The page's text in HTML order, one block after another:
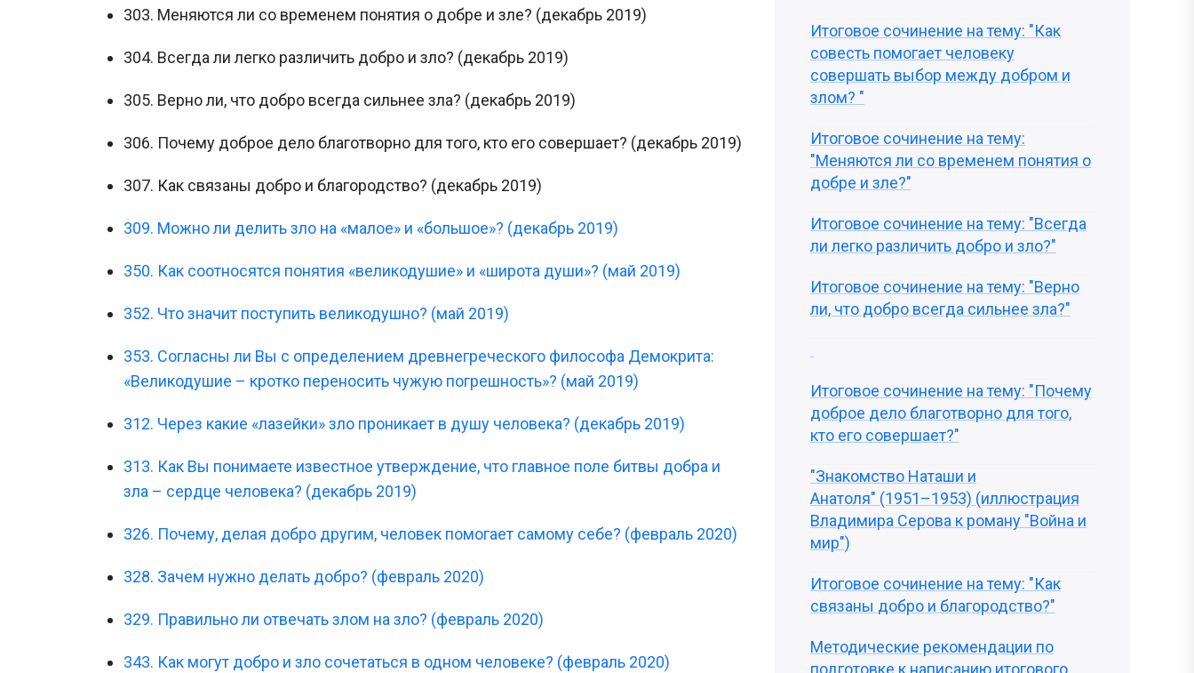
303. Меняются ли со временем понятия о добре и зле? (декабрь 2019)
304. Всегда ли легко различить добро и зло? (декабрь 2019)
305. Верно ли, что добро всегда сильнее зла? (декабрь 2019)
306. Почему доброе дело благотворно для того, кто его совершает? (декабрь 2019)
307. Как связаны добро и благородство? (декабрь 2019)
309. Можно ли делить зло на «малое» и «большое»? (декабрь 2019)
350. Как соотносятся понятия «великодушие» и «широта души»? (май 2019)
352. Что значит поступить великодушно? (май 2019)
353. Согласны ли Вы с определением древнегреческого философа Демокрита:
«Великодушие – кротко переносить чужую погрешность»? (май 2019)
312. Через какие «лазейки» зло проникает в душу человека? (декабрь 2019)
313. Как Вы понимаете известное утверждение, что главное поле битвы добра и
зла – сердце человека? (декабрь 2019)
326. Почему, делая добро другим, человек помогает самому себе? (февраль 2020)
328. Зачем нужно делать добро? (февраль 2020)
329. Правильно ли отвечать злом на зло? (февраль 2020)
343. Как могут добро и зло сочетаться в одном человеке? (февраль 2020)
Итоговое сочинение на тему: "Как
совесть помогает человеку
совершать выбор между добром и
злом? "
Итоговое сочинение на тему:
"Меняются ли со временем понятия о
добре и зле?"
Итоговое сочинение на тему: "Всегда
ли легко различить добро и зло?"
Итоговое сочинение на тему: "Верно
ли, что добро всегда сильнее зла?"
Итоговое сочинение на тему: "Почему
доброе дело благотворно для того,
кто его совершает?"
"Знакомство Наташи и
Анатоля" (1951–1953) (иллюстрация
Владимира Серова к роману "Война и
мир")
Итоговое сочинение на тему: "Как
связаны добро и благородство?"
Методические рекомендации по
подготовке к написанию итогового